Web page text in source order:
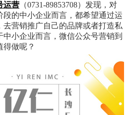
我们
运营 （0731-89853708）发现，对
段的中小企业而言，都希望通过运
去营销推广自己的品牌或者打造私
中小企业而言，微信公众号营销到
得做呢？